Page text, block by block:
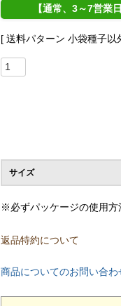
【通常、3～7営業
送料パターン 小袋種子以
サイズ
※必ずパッケージの使用方
返品特約について
商品についてのお問い合わ